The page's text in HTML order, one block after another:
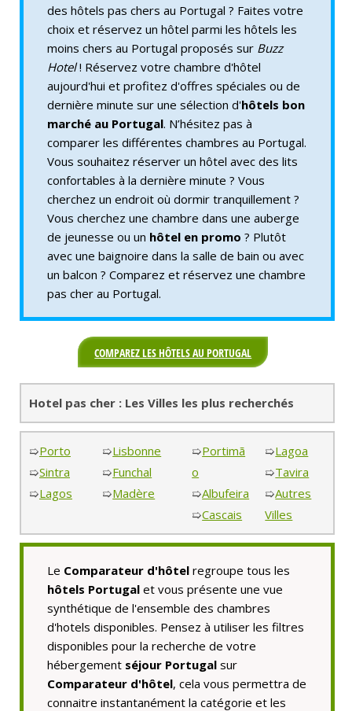
des hôtels pas chers au Portugal ? Faites votre
choix et réservez un hôtel parmi les hôtels les
moins chers au Portugal proposés sur Buzz
Hotel! Réservez votre chambre d'hôtel
aujourd'hui et profitez d'offres spéciales ou de
dernière minute sur une sélection d'hôtels bon
marché au Portugal. N’hésitez pas à
comparer les différentes chambres au Portugal.
Vous souhaitez réserver un hôtel avec des lits
confortables à la dernière minute ? Vous
cherchez un endroit où dormir tranquillement ?
Vous cherchez une chambre dans une auberge
de jeunesse ou un hôtel en promo ? Plutôt
avec une baignoire dans la salle de bain ou avec
un balcon ? Comparez et réservez une chambre
pas cher au Portugal.
COMPAREZ LES HÔTELS AU PORTUGAL
Hotel pas cher : Les Villes les plus recherchés
➯Porto
➯Sintra
➯Lagos
➯Lisbonne
➯Funchal
➯Madère
➯Portimã
o
➯Albufeira
➯Cascais
➯Lagoa
➯Tavira
➯Autres
Villes
Le Comparateur d'hôtel regroupe tous les
hôtels Portugal et vous présente une vue
synthétique de l'ensemble des chambres
d'hotels disponibles. Pensez à utiliser les filtres
disponibles pour la recherche de votre
hébergement séjour Portugal sur
Comparateur d'hôtel, cela vous permettra de
connaitre instantanément la catégorie et les